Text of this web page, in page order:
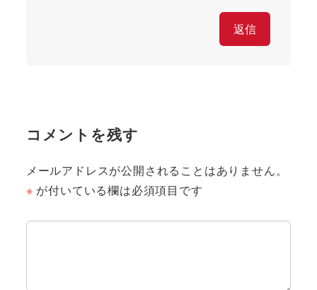
返信
コメントを残す
メールアドレスが公開されることはありません。
※ が付いている欄は必須項目です